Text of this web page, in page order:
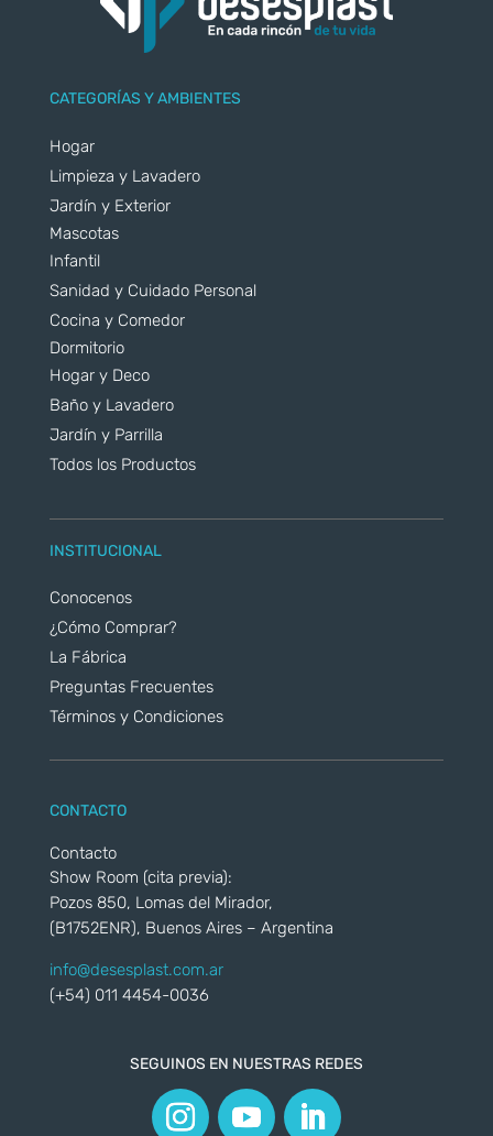
CATEGORÍAS Y AMBIENTES
Hogar
Limpieza y Lavadero
Jardín y Exterior
Mascotas
Infantil
Sanidad y Cuidado Personal
Cocina y Comedor
Dormitorio
Hogar y Deco
Baño y Lavadero
Jardín y Parrilla
Todos los Productos
INSTITUCIONAL
Conocenos
¿Cómo Comprar?
La Fábrica
Preguntas Frecuentes
Términos y Condiciones
CONTACTO
Contacto
Show Room (cita previa):
Pozos 850, Lomas del Mirador,
(B1752ENR), Buenos Aires – Argentina
info@desesplast.com.ar
(+54) 011 4454-0036
SEGUINOS EN NUESTRAS REDES